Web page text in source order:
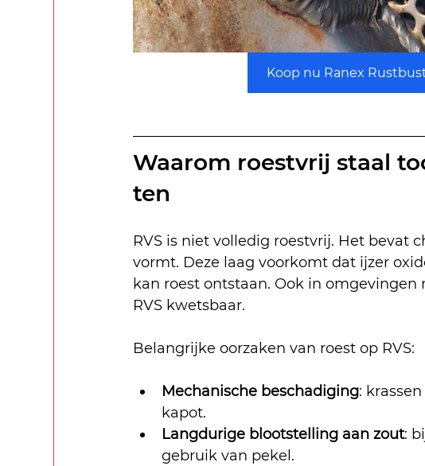
Koop nu Ranex
Waarom roestvrij staal
ten
RVS is niet volledig roestvrij. Het bevat
vormt. Deze laag voorkomt dat ijzer
kan roest ontstaan. Ook in
RVS kwetsbaar.
Belangrijke oorzaken van roest op RVS:
Mechanische beschadiging:
kapot.
Langdurige blootstelling aan zout:
gebruik van pekel.